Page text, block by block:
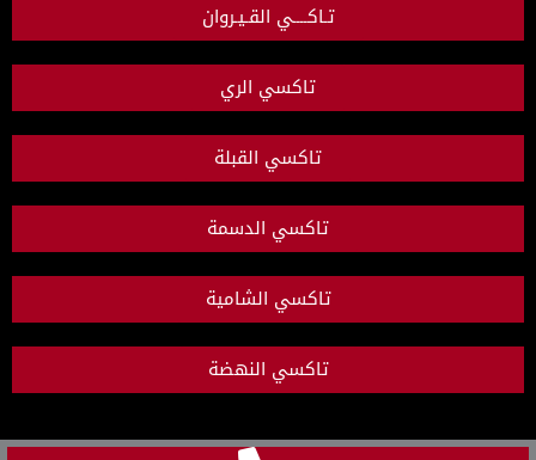
تـاكــــي القـيـروان
تاكسي الري
تاكسي القبلة
تاكسي الدسمة
تاكسي الشامية
تاكسي النهضة